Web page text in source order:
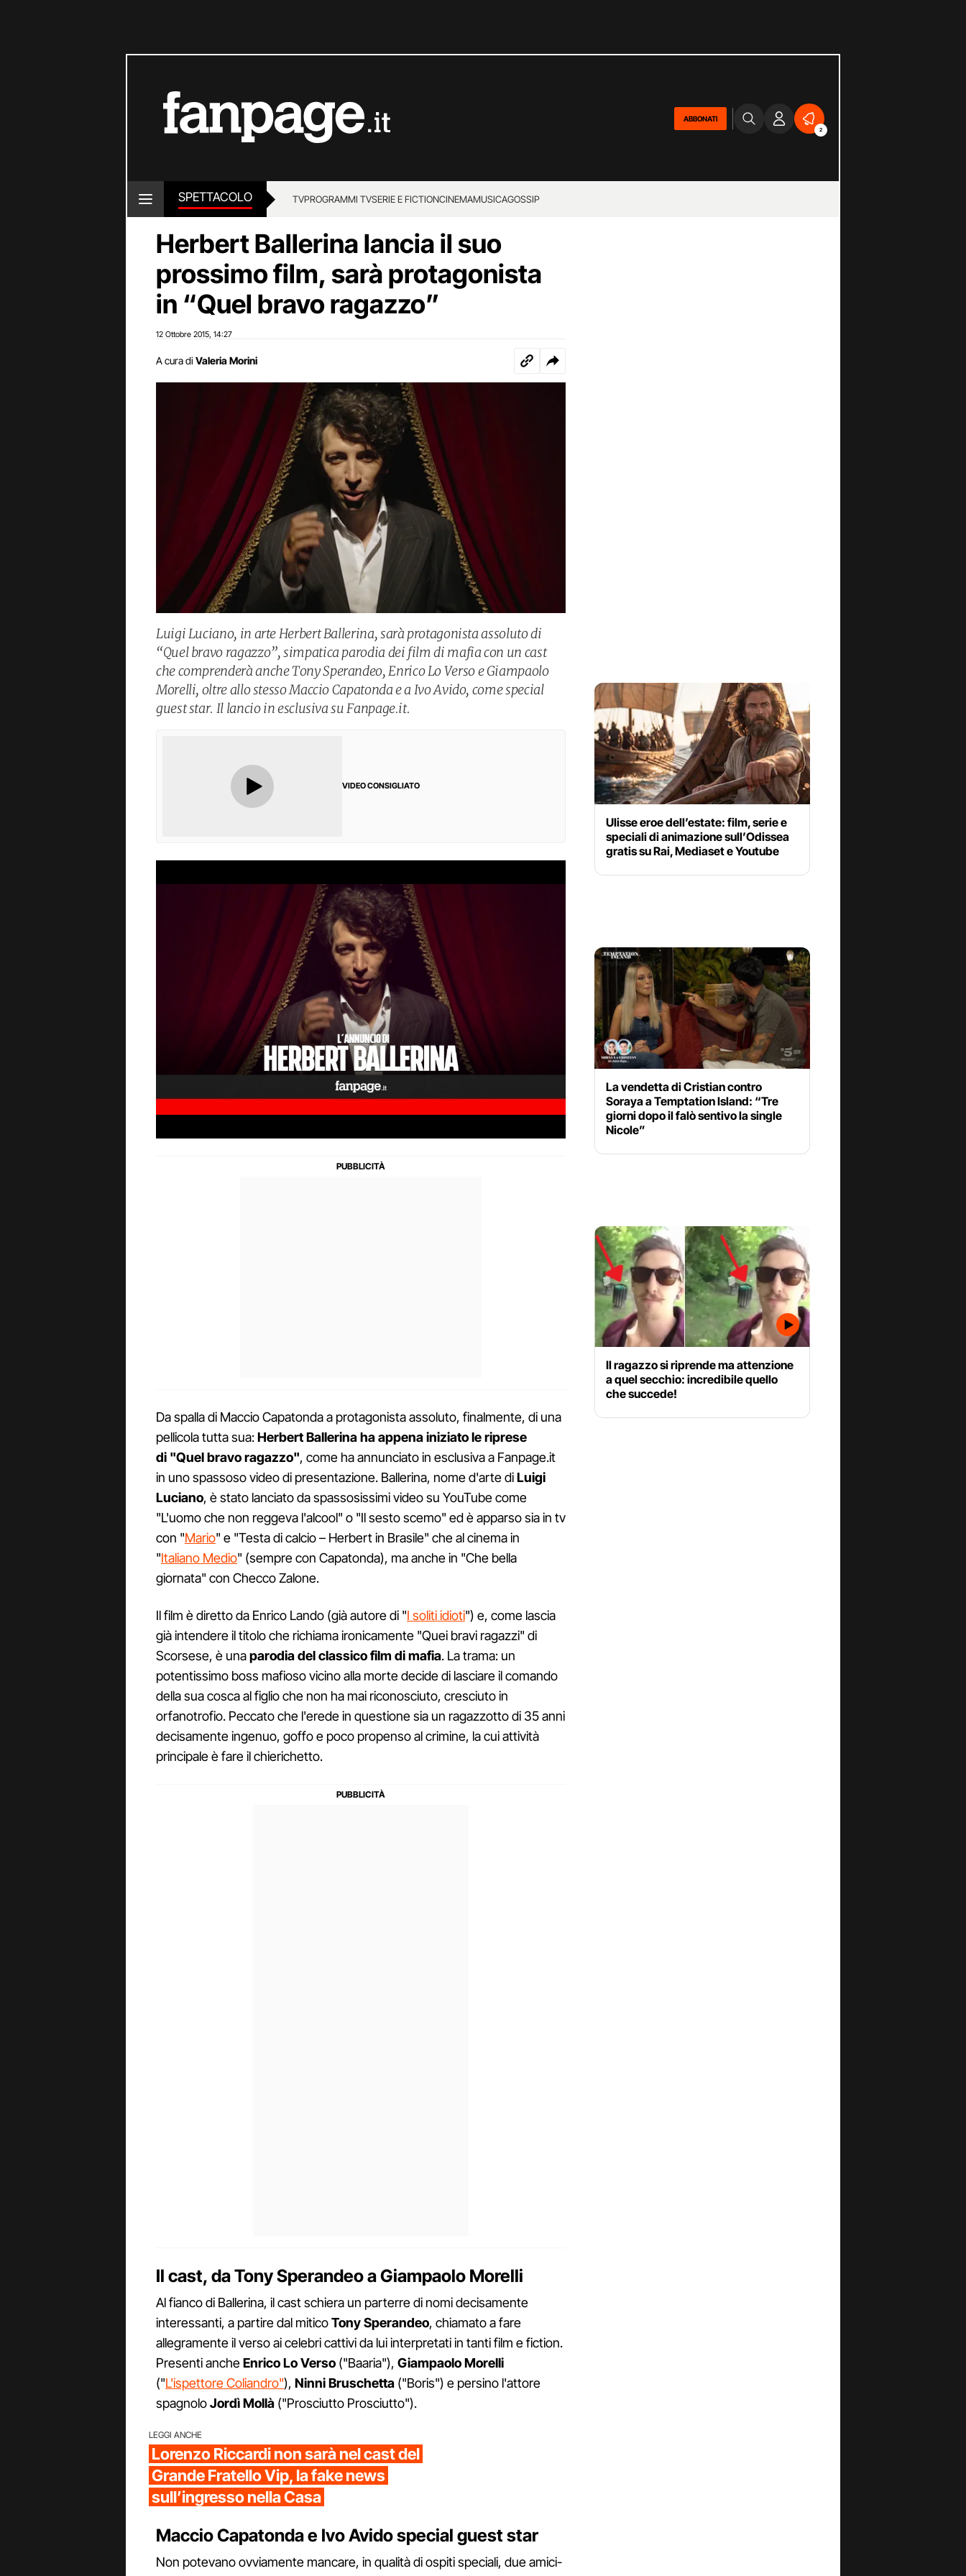
ABBONATI
2
SPETTACOLO TVPROGRAMMI TVSERIE E FICTIONCINEMAMUSICAGOSSIP
Herbert Ballerina lancia il suo
prossimo film, sarà protagonista
in “Quel bravo ragazzo”
12 Ottobre 2015 14:27
A cura di Valeria Morini
Luigi Luciano, in arte Herbert Ballerina, sarà protagonista assoluto di
“Quel bravo ragazzo”, simpatica parodia dei film di mafia con un cast
che comprenderà anche Tony Sperandeo, Enrico Lo Verso e Giampaolo
Morelli, oltre allo stesso Maccio Capatonda e a Ivo Avido, come special
guest star. Il lancio in esclusiva su Fanpage.it.
VIDEO CONSIGLIATO
Da spalla di Maccio Capatonda a protagonista assoluto, finalmente, di una
pellicola tutta sua:Herbert Ballerina ha appena iniziato le riprese
di "Quel bravo ragazzo", come ha annunciato in esclusiva a Fanpage.it
in uno spassoso video di presentazione. Ballerina, nome d'arte diLuigi
Luciano, è stato lanciato da spassosissimi video su YouTube come
"L'uomo che non reggeva l'alcool" o "Il sesto scemo" ed è apparso sia in tv
con "Mario" e "Testa di calcio – Herbert in Brasile" che al cinema in
"Italiano Medio" (sempre con Capatonda), ma anche in "Che bella
giornata" con Checco Zalone.
Il film è diretto da Enrico Lando (già autore di "I soliti idioti") e, come lascia
già intendere il titolo che richiama ironicamente "Quei bravi ragazzi" di
Scorsese, è unaparodia del classico film di mafia. La trama: un
potentissimo boss mafioso vicino alla morte decide di lasciare il comando
della sua cosca al figlio che non ha mai riconosciuto, cresciuto in
orfanotrofio. Peccato che l'erede in questione sia un ragazzotto di 35 anni
decisamente ingenuo, goffo e poco propenso al crimine, la cui attività
principale è fare il chierichetto.
Il cast, da Tony Sperandeo a Giampaolo Morelli
Al fianco di Ballerina, il cast schiera un parterre di nomi decisamente
interessanti, a partire dal miticoTony Sperandeo, chiamato a fare
allegramente il verso ai celebri cattivi da lui interpretati in tanti film e fiction.
Presenti ancheEnrico Lo Verso ("Baaria"), Giampaolo Morelli
("L'ispettore Coliandro"), Ninni Bruschetta ("Boris") e persino l'attore
spagnoloJordì Mollà ("Prosciutto Prosciutto").
LEGGI ANCHE
Lorenzo Riccardi non sarà nel cast del
Grande Fratello Vip, la fake news
sull’ingresso nella Casa
Maccio Capatonda e Ivo Avido special guest star
Non potevano ovviamente mancare, in qualità di ospiti speciali, due amici-
Ulisse eroe dell’estate: film, serie e
speciali di animazione sull’Odissea
gratis su Rai, Mediaset e Youtube
La vendetta di Cristian contro
Soraya a Temptation Island: “Tre
giorni dopo il falò sentivo la single
Nicole”
Il ragazzo si riprende ma attenzione
a quel secchio: incredibile quello
che succede!